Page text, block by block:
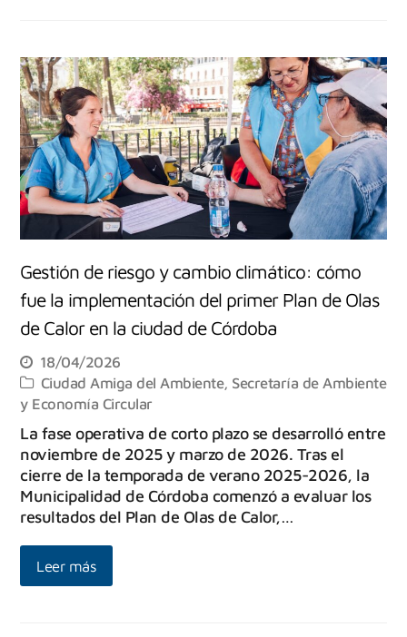
Gestión de riesgo y cambio climático: cómo
fue la implementación del primer Plan de Olas
de Calor en la ciudad de Córdoba
18/04/2026
Ciudad Amiga del Ambiente, Secretaría de Ambiente
y Economía Circular
La fase operativa de corto plazo se desarrolló entre
noviembre de 2025 y marzo de 2026. Tras el
cierre de la temporada de verano 2025-2026, la
Municipalidad de Córdoba comenzó a evaluar los
resultados del Plan de Olas de Calor,…
Leer más